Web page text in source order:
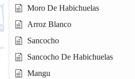
Moro De Habichuelas
Arroz Blanco
Sancocho
Sancocho De Habichuelas
Mangu